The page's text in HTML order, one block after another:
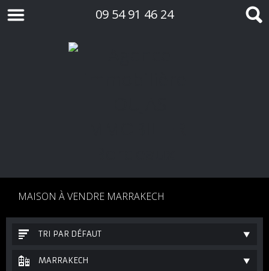
09 54 91 46 24
MAISON À VENDRE MARRAKECH
TRI PAR DÉFAUT
MARRAKECH